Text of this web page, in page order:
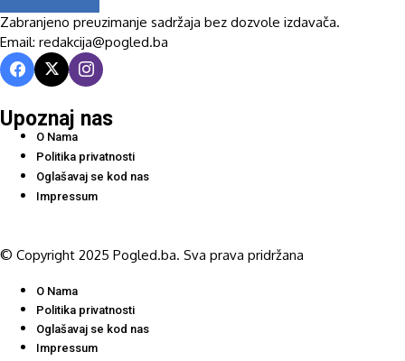
Zabranjeno preuzimanje sadržaja bez dozvole izdavača.
Email: redakcija@pogled.ba
Upoznaj nas
O Nama
Politika privatnosti
Oglašavaj se kod nas
Impressum
© Copyright 2025 Pogled.ba. Sva prava pridržana
O Nama
Politika privatnosti
Oglašavaj se kod nas
Impressum